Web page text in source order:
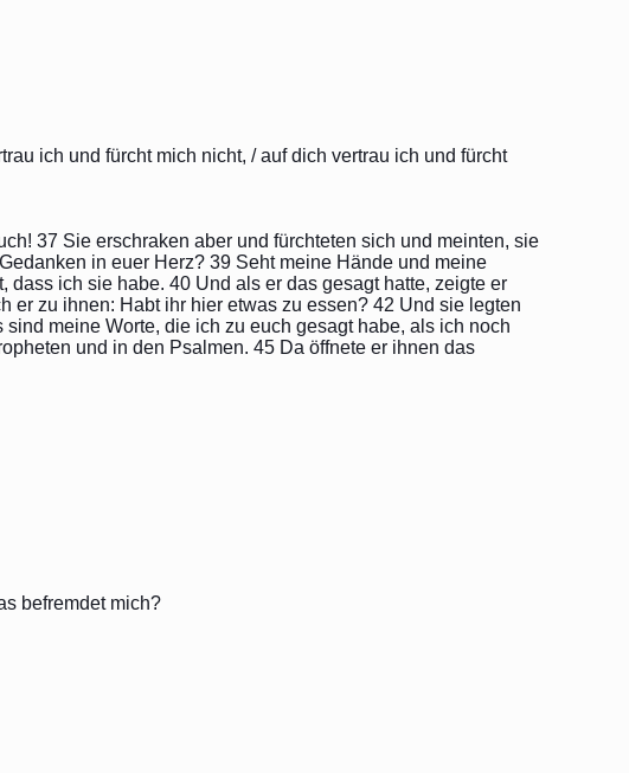
ich und fürcht mich nicht, / auf dich vertrau ich und fürcht
37 Sie erschraken aber und fürchteten sich und meinten, sie
in euer Herz? 39 Seht meine Hände und meine
ich sie habe. 40 Und als er das gesagt hatte, zeigte er
er zu ihnen: Habt ihr hier etwas zu essen? 42 Und sie legten
meine Worte, die ich zu euch gesagt habe, als ich noch
und in den Psalmen. 45 Da öffnete er ihnen das
befremdet mich?